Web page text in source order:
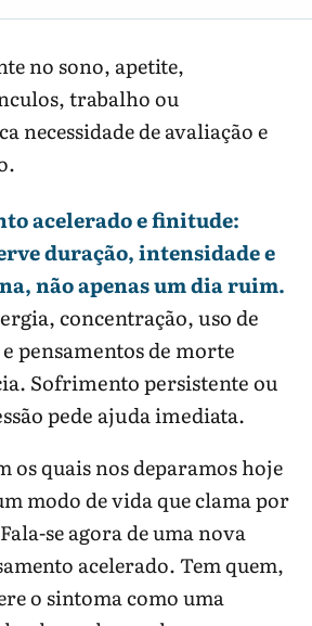
no sono, apetite,
trabalho ou
necessidade de avaliação e
acelerado e finitude:
duração, intensidade e
não apenas um dia ruim.
concentração, uso de
pensamentos de morte
Sofrimento persistente ou
pede ajuda imediata.
os quais nos deparamos hoje
modo de vida que clama por
se agora de uma nova
acelerado. Tem quem,
o sintoma como uma